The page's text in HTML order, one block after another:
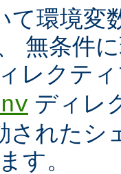
て環境変
無条件
レクテ
ディレ
されたシ
す。